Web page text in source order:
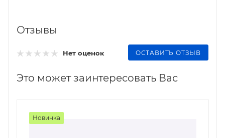
Отзывы
Нет оценок ОСТАВИТЬ ОТЗЫВ
Это может заинтересовать Вас
Новинка